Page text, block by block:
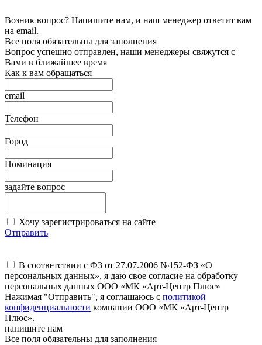
Возник вопрос? Напишите нам, и наш менеджер ответит вам
на email.
Все поля обязательны для заполнения
Вопрос успешно отправлен, наши менеджеры свяжутся с
Вами в ближайшее время
Как к вам обращаться
email
Телефон
Город
Номинация
задайте вопрос
Хочу зарегистрироваться на сайте
Отправить
В соответствии с ФЗ от 27.07.2006 №152-ФЗ «О
персональных данных», я даю свое согласие на обработку
персональных данных ООО «МК «Арт-Центр Плюс»
Нажимая "Отправить", я соглашаюсь с политикой
конфиденциальности компании ООО «МК «Арт-Центр
Плюс».
напишите нам
Все поля обязательны для заполнения